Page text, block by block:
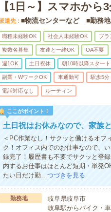
【1日～】スマホから
遣先 ■物流センターなど ■勤務
職種未経験OK 社会人未経験OK ブラ
複数名募集 友達と一緒OK OA不要
週1OK 土日祝休 朝10時以降スタート
副業・WワークOK 車通勤可 駅歩5分
電話対応なし ルーティン
ここがポイント！
土日祝はお休みなので、家族
＜PC作業なし！サクッと働けるオフ
ク！オフィス内でのお仕事なので、
録完了！履歴書も不要でサクッと登
内するお仕事はほとんど短期・単発
たい日だけ勤…つづきを見る
勤務地
岐阜県岐阜市
岐阜駅からバイク・